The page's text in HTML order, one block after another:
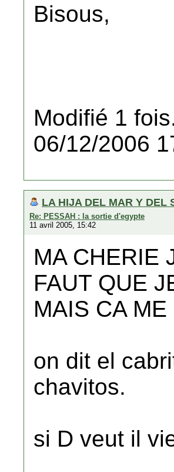
Bisous,
Modifié 1
06/12/2006
LA HIJA DEL MAR Y DEL
Re: PESSAH : la sortie d'egypte
11 avril 2005, 15:42
MA CHERIE
FAUT QUE
MAIS CA
on dit el
chavitos.
si D veut il